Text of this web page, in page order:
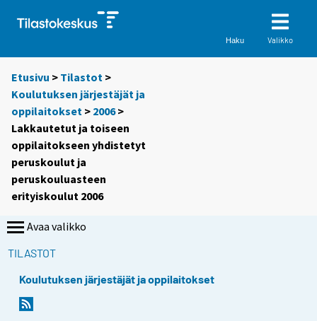
Haku Valikko
Etusivu > Tilastot >
Koulutuksen järjestäjät ja
oppilaitokset > 2006>
Lakkautetut ja toiseen
oppilaitokseen yhdistetyt
peruskoulut ja
peruskouluasteen
erityiskoulut 2006
Avaa valikko
TILASTOT
Koulutuksen järjestäjät ja oppilaitokset